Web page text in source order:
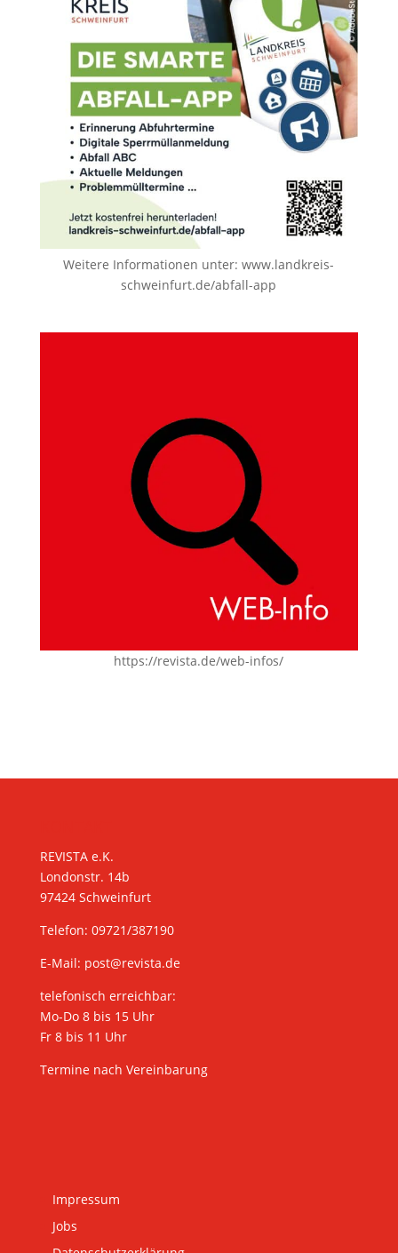
Weitere Informationen unter:www.landkreis-
schweinfurt.de/abfall-app
https://revista.de/web-infos/
REVISTA e.K.
Londonstr. 14b
97424 Schweinfurt
Telefon: 09721/387190
E-Mail: post@revista.de
telefonisch erreichbar:
Mo-Do 8 bis 15 Uhr
Fr 8 bis 11 Uhr
Termine nach Vereinbarung
Impressum
Jobs